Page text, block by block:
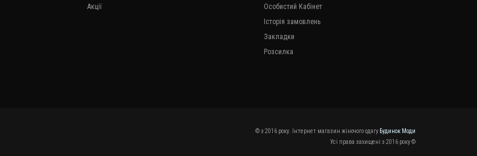
Стильний жіночий довгий кардіган з поясом
Акції
Особистий Кабінет
Історія замовлень
Закладки
Розсилка
© з 2016 року. Інтернет магазин жіночого одягу Будинок Моди
Усі права захищені з 2016 року ©